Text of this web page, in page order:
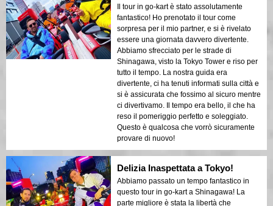
Il tour in go-kart è stato assolutamente
fantastico! Ho prenotato il tour come
sorpresa per il mio partner, e si è rivelato
essere una giornata davvero divertente.
Abbiamo sfrecciato per le strade di
Shinagawa, visto la Tokyo Tower e riso per
tutto il tempo. La nostra guida era
divertente, ci ha tenuti informati sulla città e
si è assicurata che fossimo al sicuro mentre
ci divertivamo. Il tempo era bello, il che ha
reso il pomeriggio perfetto e soleggiato.
Questo è qualcosa che vorrò sicuramente
provare di nuovo!
Delizia Inaspettata a Tokyo!
Abbiamo passato un tempo fantastico in
questo tour in go-kart a Shinagawa! La
parte migliore è stata la libertà che